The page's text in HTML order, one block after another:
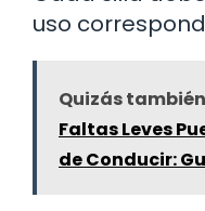
uso
Quizás
Faltas Leves
de Conducir: